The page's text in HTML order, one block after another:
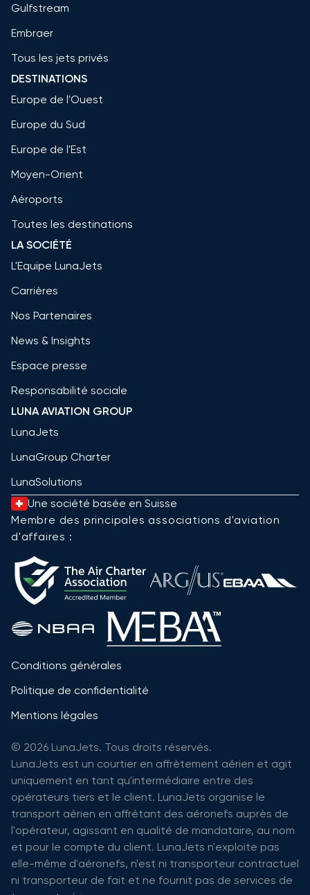
Gulfstream
Embraer
Tous les jets privés
DESTINATIONS
Europe de l'Ouest
Europe du Sud
Europe de l'Est
Moyen-Orient
Aéroports
Toutes les destinations
LA SOCIÉTÉ
L'Equipe LunaJets
Carrières
Nos Partenaires
News & Insights
Espace presse
Responsabilité sociale
LUNA AVIATION GROUP
LunaJets
LunaGroup Charter
LunaSolutions
Une société basée en Suisse
Membre des principales associations d'aviation
d'affaires :
Conditions générales
Politique de confidentialité
Mentions légales
© 2026 LunaJets. Tous droits réservés.
LunaJets est un courtier en affrètement aérien et agit
uniquement en tant qu'intermédiaire entre des
opérateurs tiers et le client. LunaJets organise le
transport aérien en affrétant des aéronefs auprès de
l'opérateur, agissant en qualité de mandataire, au nom
et pour le compte du client. LunaJets n'exploite pas
elle-même d'aéronefs, n'est ni transporteur contractuel
ni transporteur de fait et ne fournit pas de services de